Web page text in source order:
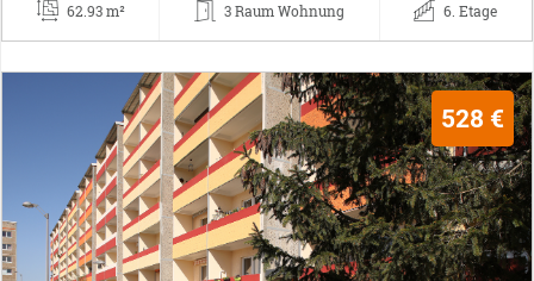
62.93 m² 3 Raum Wohnung 6. Etage
528 €